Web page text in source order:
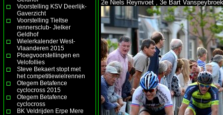
Voorstelling KSV Deerlijk-
Gaverzicht
Voorstelling Tieltse
rennersclub- Jielker
Geldhof
Wielerkalender West-
Vlaanderen 2015
Ploegvoorstellingen en
Velofollies
Steve Bekaert stopt met
het competitiewielrennen
Otegem Betafence
cyclocross 2015
Otegem Betafence
cyclocross
BK Veldrijden Erpe Mere
2e Niels Reynvoet , 3e Bart